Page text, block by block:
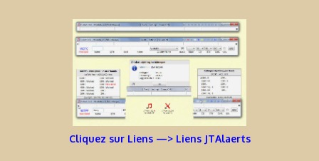
Cliquez sur Liens —> Liens JTAlaerts